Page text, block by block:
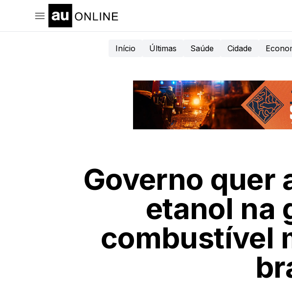
Início Últimas Saúde Cidade
Governo quer
etanol na
combustível